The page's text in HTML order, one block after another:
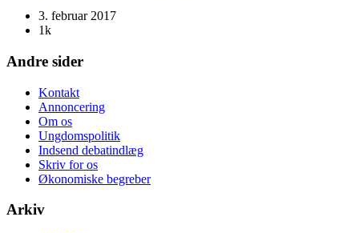
3. februar 2017
1k
Andre sider
Kontakt
Annoncering
Om os
Ungdomspolitik
Indsend debatindlæg
Skriv for os
Økonomiske begreber
Arkiv